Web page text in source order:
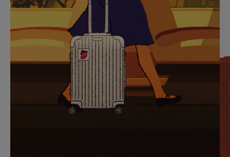
SUR
POUR
METTRE
PAUSE
VEUILLEZ
CLIQUER
POUR
RÉACTIVER
LE
SON